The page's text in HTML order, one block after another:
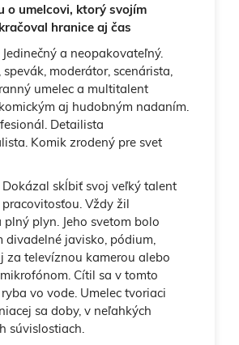
o umelcovi, ktorý svojím
hranice aj čas
a neopakovateľný.
spevák, moderátor, scenárista,
umelec a multitalent
aj hudobným nadaním.
Detailista
Komik zrodený pre svet
Dokázal skĺbiť svoj veľký talent
Vždy žil
plyn. Jeho svetom bolo
divadelné javisko, pódium,
za televíznou kamerou alebo
Cítil sa v tomto
vo vode. Umelec tvoriaci
sa doby, v neľahkých
súvislostiach.